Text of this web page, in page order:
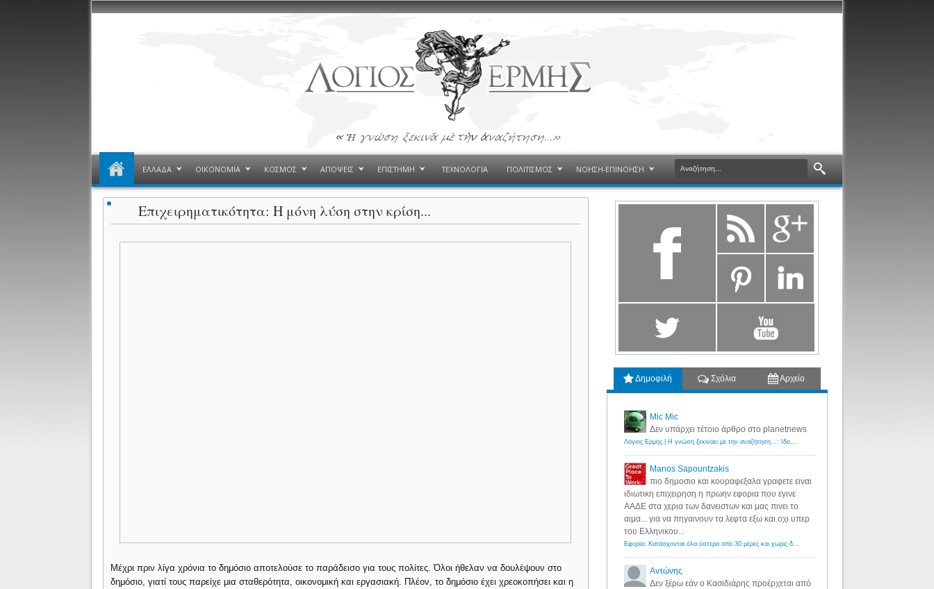
ΕΛΛΑΔΑ ΟΙΚΟΝΟΜΙΑ ΚΟΣΜΟΣ ΑΠΟΨΕΙΣ ΕΠΙΣΤΗΜΗ ΤΕΧΝΟΛΟΓΙΑ ΠΟΛΙΤΙΣΜΟΣ ΝΟΗΣΗ-ΕΠΙΝΟΗΣΗ
Επιχειρηματικότητα: Η μόνη λύση στην κρίση...
Μέχρι πριν λίγα χρόνια το δημόσιο αποτελούσε το παράδεισο για τους πολίτες. Όλοι ήθελαν να δουλέψουν στο
δημόσιο, γιατί τους παρείχε μια σταθερότητα, οικονομική και εργασιακή. Πλέον, το δημόσιο έχει χρεοκοπήσει και η
Δημοφιλή Σχόλια Αρχείο
Mic Mic
Δεν υπάρχει τέτοιο άρθρο στο planetnews
Λόγιος Ερμής | Η γνώση ξεκινάει με την αναζήτηση...: Ιδού οι 18 που χρωστούν 11 δις ευρώ!
Manos Sapountzakis
πιο δημοσιο και κουραφεξαλα γραφετε ειναι
ιδιωτικη επιχειρηση η πρωην εφορια που εγινε
ΑΑΔΕ στα χερια των δανειστων και μας πινει το
αιμα... για να πηγαινουν τα λεφτα εξω και οχι υπερ
του Ελληνικου...
Εφορία: Κατάσχονται όλα ύστερα από 30 μέρες και χωρίς δικαστικές αποφάσεις - Λόγιος Ερμής
Αντώνης
Δεν ξέρω εάν ο Κασιδιάρης προέρχεται από